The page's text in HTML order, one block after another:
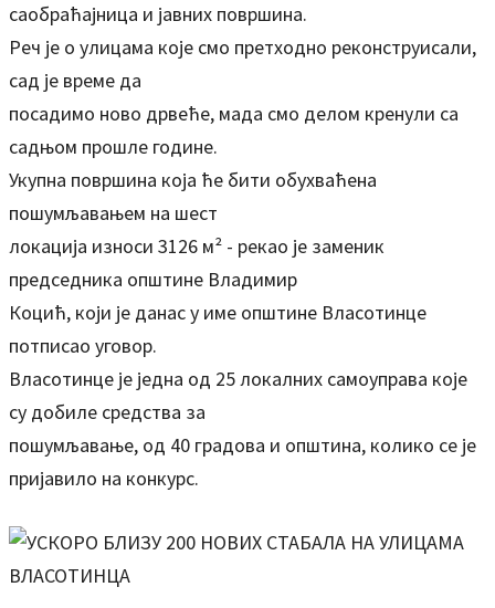
саобраћајница и јавних површина.
Реч је о улицама које смо претходно реконструисали,
сад је време да
посадимо ново дрвеће, мада смо делом кренули са
садњом прошле године.
Укупна површина која ће бити обухваћена
пошумљавањем на шест
локација износи 3126 м² - рекао је заменик
председника општине Владимир
Коцић, који је данас у име општине Власотинце
потписао уговор.
Власотинце је једна од 25 локалних самоуправа које
су добиле средства за
пошумљавање, од 40 градова и општина, колико се је
пријавило на конкурс.